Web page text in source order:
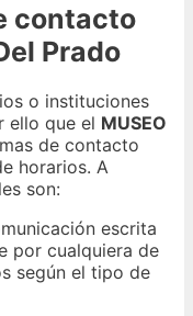
contacto
Prado
o instituciones
ello que el MUSEO
de contacto
horarios. A
son:
escrita
por cualquiera de
según el tipo de